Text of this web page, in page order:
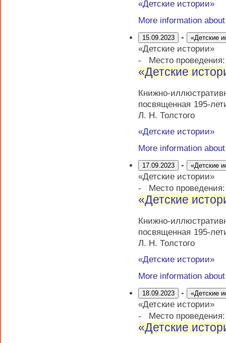
«Детские истории»
More information
15.09.2023 - «Детские
«Детские истории»
-
Место
«Детские
Книжно-
посвященная 195-
Л. Н. Толстого
«Детские истории»
More information
17.09.2023 - «Детские
«Детские истории»
-
Место
«Детские
Книжно-
посвященная 195-
Л. Н. Толстого
«Детские истории»
More information
18.09.2023 - «Детские
«Детские истории»
-
Место
«Детские